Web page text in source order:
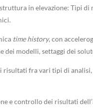
in elevazione: Tipi
time history, con
dei modelli, settaggi dei
risultati fra vari tipi di
e controllo dei risultati